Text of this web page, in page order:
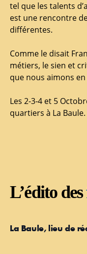
tel que les talents
est une rencontre
différentes.
Comme le disait
métiers, le sien et
que nous aimons
Les 2-3-4 et 5
quartiers à La Baule.
L’édito des
La Baule, lieu de